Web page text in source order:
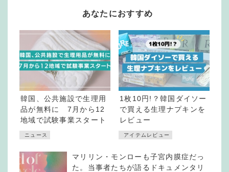
あなたにおすすめ
韓国、公共施設で生理用
品が無料に 7月から12
地域で試験事業スタート
ニュース
1枚10円!？韓国ダイソー
で買える生理ナプキンを
レビュー
アイテムレビュー
マリリン・モンローも子宮内膜症だっ
た。当事者たちが語るドキュメンタリ